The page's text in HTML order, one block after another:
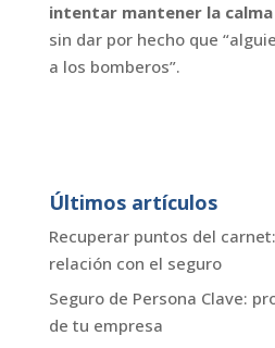
intentar mantener la
sin dar por hecho que
a los bomberos”.
Últimos artículos
Recuperar puntos del
relación con el seguro
Seguro de Persona Clave:
de tu empresa